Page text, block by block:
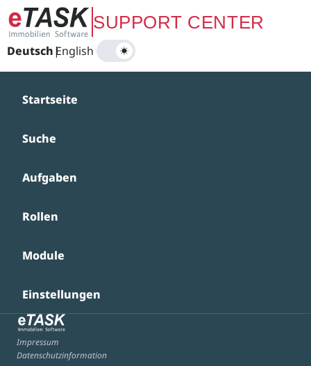
Zum Hauptinhalt springenSUPPORT CENTER
Deutsch|
English
Startseite
Suche
Aufgaben
Rollen
Module
Einstellungen
Impressum
Datenschutzinformation